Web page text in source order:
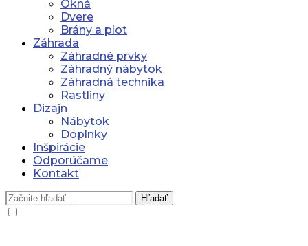
Okná
Dvere
Brány a plot
Záhrada
Záhradné prvky
Záhradný nábytok
Záhradná technika
Rastliny
Dizajn
Nábytok
Doplnky
Inšpirácie
Odporúčame
Kontakt
Hľadať